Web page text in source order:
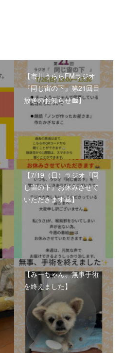
【市川うららFMラジオ
『同じ宙の下』第21回目
放送のお知らせ📻】
【7/19（日）ラジオ『同
じ宙の下』お休みさせて
いただきます🙇】
【みーちゃん、無事手術
を終えました】